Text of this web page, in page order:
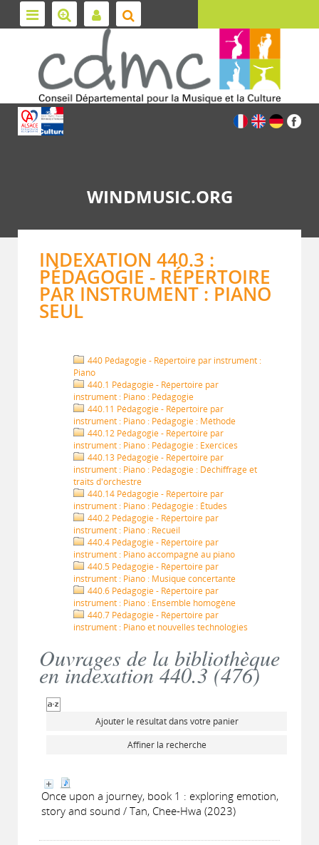
WINDMUSIC.ORG
INDEXATION 440.3 :
PÉDAGOGIE - RÉPERTOIRE
PAR INSTRUMENT : PIANO
SEUL
440 Pédagogie - Répertoire par instrument :
Piano
440.1 Pédagogie - Répertoire par
instrument : Piano : Pédagogie
440.11 Pédagogie - Répertoire par
instrument : Piano : Pédagogie : Méthode
440.12 Pédagogie - Répertoire par
instrument : Piano : Pédagogie : Exercices
440.13 Pédagogie - Répertoire par
instrument : Piano : Pédagogie : Déchiffrage et
traits d'orchestre
440.14 Pédagogie - Répertoire par
instrument : Piano : Pédagogie : Études
440.2 Pédagogie - Répertoire par
instrument : Piano : Recueil
440.4 Pédagogie - Répertoire par
instrument : Piano accompagné au piano
440.5 Pédagogie - Répertoire par
instrument : Piano : Musique concertante
440.6 Pédagogie - Répertoire par
instrument : Piano : Ensemble homogène
440.7 Pédagogie - Répertoire par
instrument : Piano et nouvelles technologies
Ouvrages de la bibliothèque
en indexation 440.3 (476)
Ajouter le résultat dans votre panier
Affiner la recherche
Once upon a journey, book 1 : exploring emotion,
story and sound / Tan, Chee-Hwa (2023)